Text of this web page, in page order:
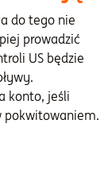
do tego nie
prowadzić
US będzie
konto, jeśli
pokwitowaniem.